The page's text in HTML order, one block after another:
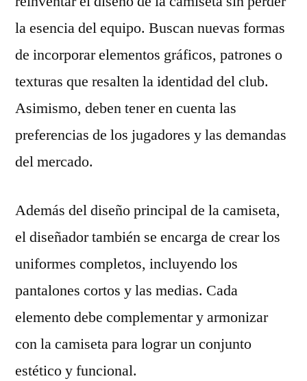
la esencia del equipo. Buscan nuevas formas
de incorporar elementos gráficos, patrones o
texturas que resalten la identidad del club.
Asimismo, deben tener en cuenta las
preferencias de los jugadores y las demandas
del mercado.
Además del diseño principal de la camiseta,
el diseñador también se encarga de crear los
uniformes completos, incluyendo los
pantalones cortos y las medias. Cada
elemento debe complementar y armonizar
con la camiseta para lograr un conjunto
estético y funcional.